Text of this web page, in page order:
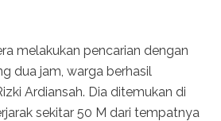
melakukan pencarian dengan
dua jam, warga berhasil
Ardiansah. Dia ditemukan di
sekitar 50 M dari tempatnya